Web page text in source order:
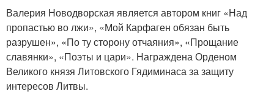
Валерия Новодворская является автором книг «Над
пропастью во лжи», «Мой Карфаген обязан быть
разрушен», «По ту сторону отчаяния», «Прощание
славянки», «Поэты и цари». Награждена Орденом
Великого князя Литовского Гядиминаса за защиту
интересов Литвы.